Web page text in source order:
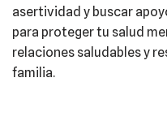
asertividad y buscar
para proteger tu salud
relaciones saludables y
familia.​